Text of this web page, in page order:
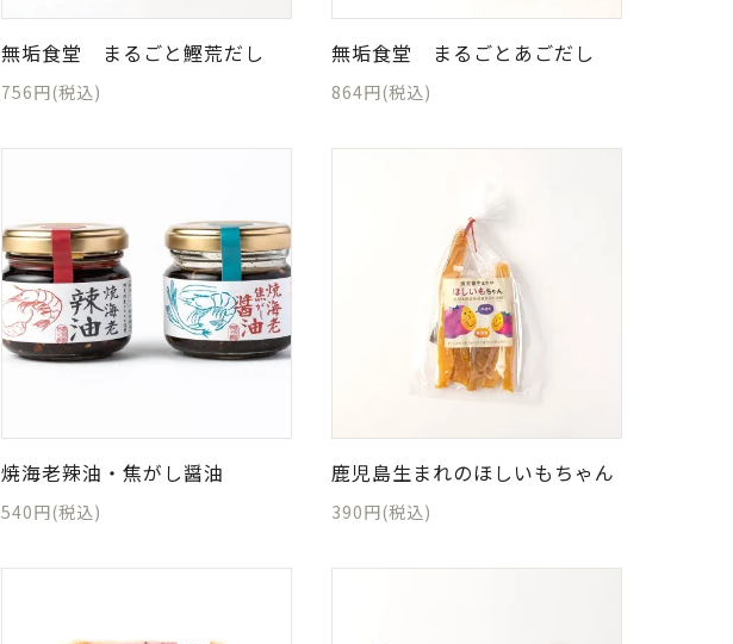
無垢食堂 まるごと鰹荒だし
756円(税込)
無垢食堂 まるごとあごだし
864円(税込)
焼海老辣油・焦がし醤油
540円(税込)
鹿児島生まれのほしいもちゃん
390円(税込)